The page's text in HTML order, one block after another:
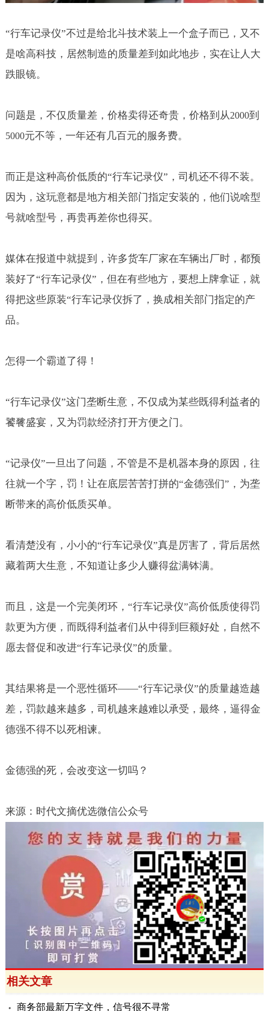
“行车记录仪”不过是给北斗技术装上一个盒子而已，又不
是啥高科技，居然制造的质量差到如此地步，实在让人大
跌眼镜。
问题是，不仅质量差，价格卖得还奇贵，价格到从2000到
5000元不等，一年还有几百元的服务费。
而正是这种高价低质的“行车记录仪”，司机还不得不装。
因为，这玩意都是地方相关部门指定安装的，他们说啥型
号就啥型号，再贵再差你也得买。
媒体在报道中就提到，许多货车厂家在车辆出厂时，都预
装好了“行车记录仪”，但在有些地方，要想上牌拿证，就
得把这些原装“行车记录仪拆了，换成相关部门指定的产
品。
怎得一个霸道了得！
“行车记录仪”这门垄断生意，不仅成为某些既得利益者的
饕餮盛宴，又为罚款经济打开方便之门。
“记录仪”一旦出了问题，不管是不是机器本身的原因，往
往就一个字，罚！让在底层苦苦打拼的“金德强们”，为垄
断带来的高价低质买单。
看清楚没有，小小的“行车记录仪”真是厉害了，背后居然
藏着两大生意，不知道让多少人赚得盆满钵满。
而且，这是一个完美闭环，“行车记录仪”高价低质使得罚
款更为方便，而既得利益者们从中得到巨额好处，自然不
愿去督促和改进“行车记录仪”的质量。
其结果将是一个恶性循环——“行车记录仪”的质量越造越
差，罚款越来越多，司机越来越难以承受，最终，逼得金
德强不得不以死相谏。
金德强的死，会改变这一切吗？
来源：时代文摘优选微信公众号
相关文章
商务部最新万字文件，信号很不寻常